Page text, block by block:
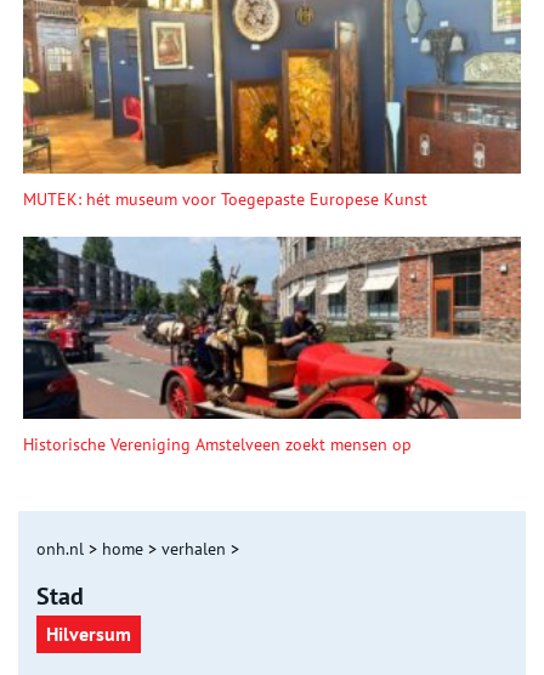
MUTEK: hét museum voor Toegepaste Europese Kunst
Historische Vereniging Amstelveen zoekt mensen op
onh.nl > home > verhalen >
Stad
Hilversum